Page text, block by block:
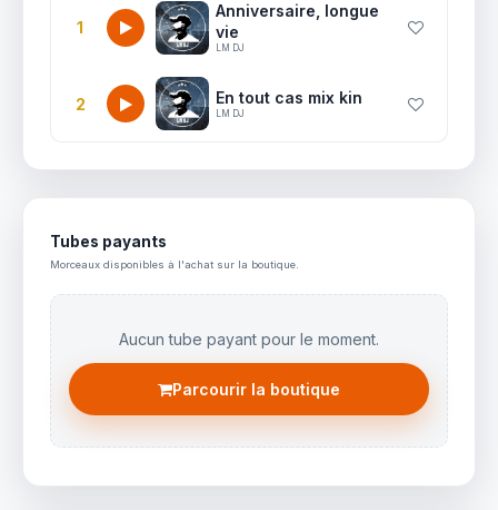
1
Anniversaire, longue
vie
LM DJ
2 En tout cas mix kin
LM DJ
Tubes payants
Morceaux disponibles à l'achat sur la boutique.
Aucun tube payant pour le moment.
Parcourir la boutique